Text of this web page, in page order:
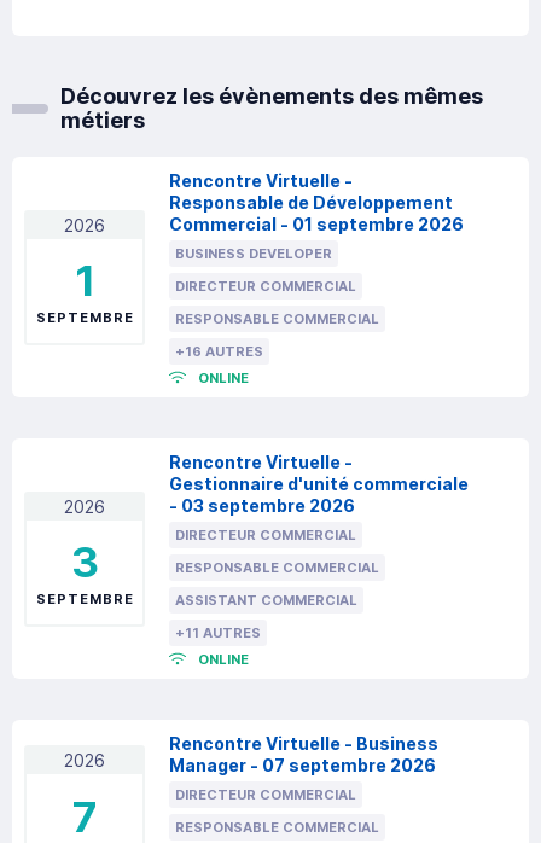
Découvrez les évènements des mêmes
métiers
2026
1
SEPTEMBRE
Rencontre Virtuelle -
Responsable de Développement
Commercial - 01 septembre 2026
BUSINESS DEVELOPER
DIRECTEUR COMMERCIAL
RESPONSABLE COMMERCIAL
+16 AUTRES
ONLINE
2026
3
SEPTEMBRE
Rencontre Virtuelle -
Gestionnaire d'unité commerciale
- 03 septembre 2026
DIRECTEUR COMMERCIAL
RESPONSABLE COMMERCIAL
ASSISTANT COMMERCIAL
+11 AUTRES
ONLINE
2026
7
Rencontre Virtuelle - Business
Manager - 07 septembre 2026
DIRECTEUR COMMERCIAL
RESPONSABLE COMMERCIAL